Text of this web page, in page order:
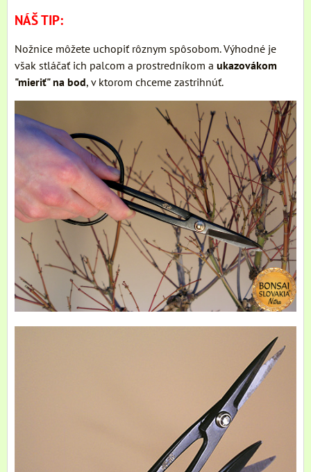
NÁŠ TIP:
Nožnice môžete uchopiť rôznym spôsobom. Výhodné je
však stláčať ich palcom a prostredníkom a ukazovákom
"mieriť" na bod, v ktorom chceme zastrihnúť.